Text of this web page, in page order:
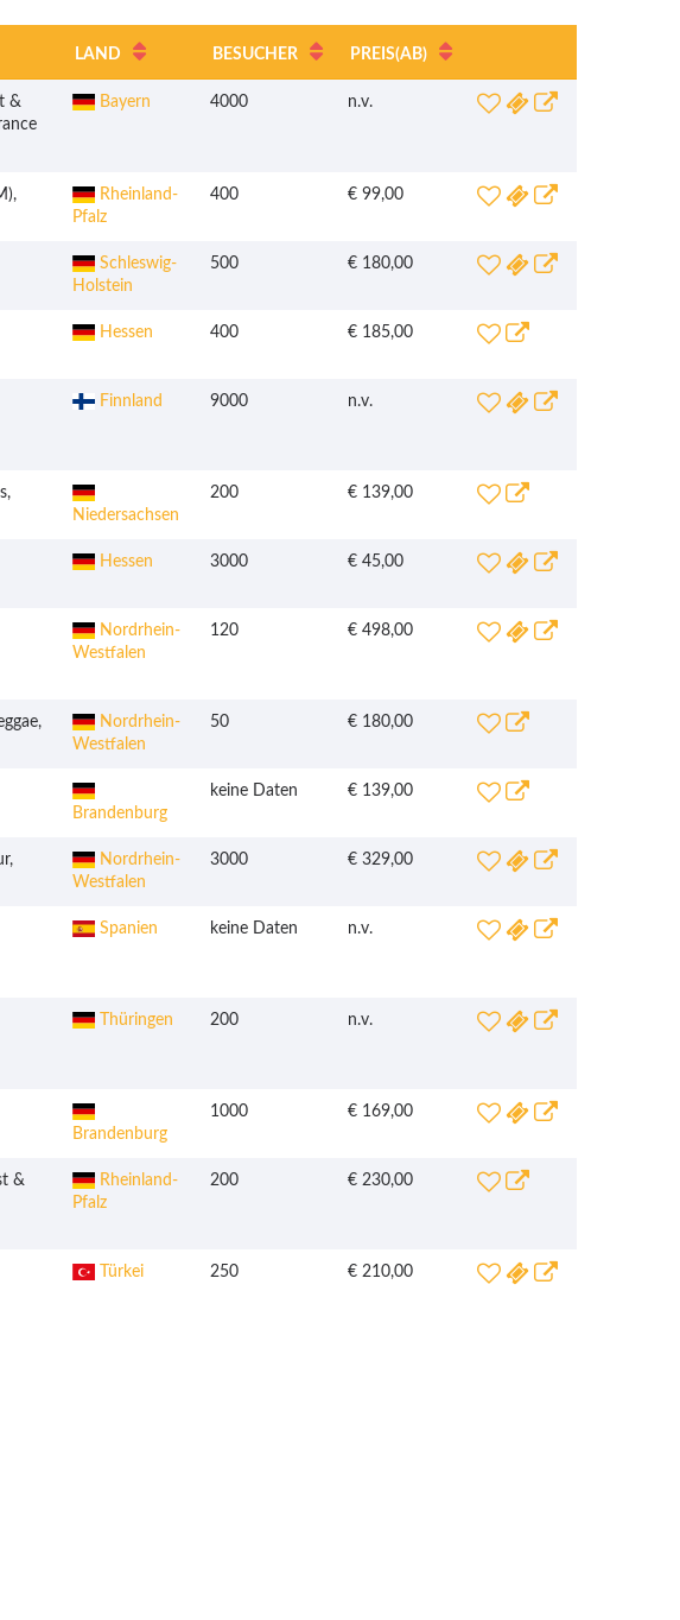
LAND BESUCHER PREIS(AB)
&
Bayern 4000 n.v.
Rheinland-
Pfalz
400 € 99,00
Schleswig-
Holstein
500 € 180,00
Hessen 400 € 185,00
Finnland 9000 n.v.
Niedersachsen
200 € 139,00
Hessen 3000 € 45,00
Nordrhein-
Westfalen
120 € 498,00
Nordrhein-
Westfalen
50 € 180,00
Brandenburg
keine Daten € 139,00
Nordrhein-
Westfalen
3000 € 329,00
Spanien keine Daten n.v.
Thüringen 200 n.v.
Brandenburg
1000 € 169,00
&
Rheinland-
Pfalz
200 € 230,00
Türkei 250 € 210,00